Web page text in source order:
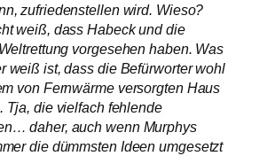
zufriedenstellen wird. Wieso?
weiß, dass Habeck und die
vorgesehen haben. Was
weiß ist, dass die Befürworter wohl
von Fernwärme versorgten Haus
Tja, die vielfach fehlende
daher, auch wenn Murphys
die dümmsten Ideen umgesetzt